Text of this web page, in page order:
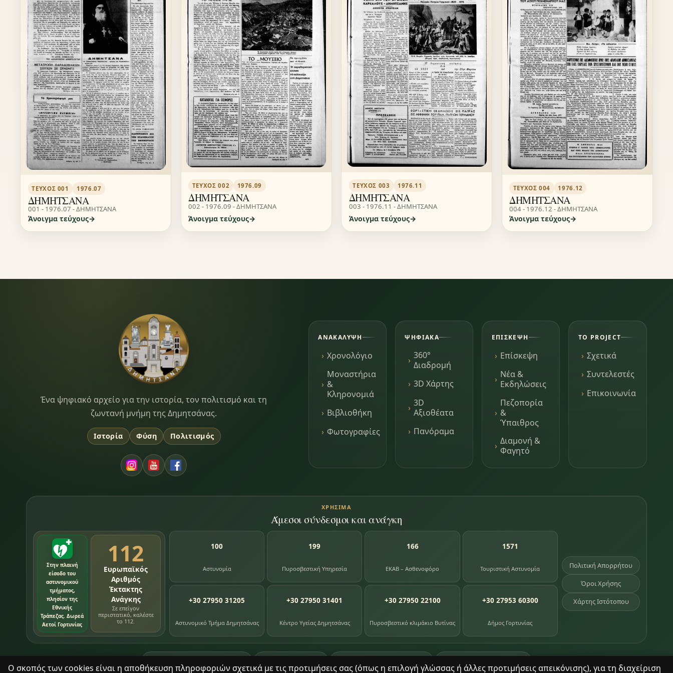
Ο σκοπός των cookies είναι η αποθήκευση πληροφοριών σχετικά με τις προτιμήσεις σας (όπως η επιλογή γλώσσας ή άλλες προτιμήσεις απεικόνισης), για τη διαχείριση
ΤΕΎΧΟΣ 001 1976.07
ΔΗΜΗΤΣΑΝΑ
001 - 1976.07 - ΔΗΜΗΤΣΑΝΑ
Άνοιγμα τεύχους
ΤΕΎΧΟΣ 002 1976.09
ΔΗΜΗΤΣΑΝΑ
002 - 1976.09 - ΔΗΜΗΤΣΑΝΑ
Άνοιγμα τεύχους
ΤΕΎΧΟΣ 003 1976.11
ΔΗΜΗΤΣΑΝΑ
003 - 1976.11 - ΔΗΜΗΤΣΑΝΑ
Άνοιγμα τεύχους
ΤΕΎΧΟΣ 004 1976.12
ΔΗΜΗΤΣΑΝΑ
004 - 1976.12 - ΔΗΜΗΤΣΑΝΑ
Άνοιγμα τεύχους
Dimitsana.gr
Ένα ψηφιακό αρχείο για την ιστορία, τον πολιτισμό και τη
ζωντανή μνήμη της Δημητσάνας.
Ιστορία Φύση Πολιτισμός
ΑΝΑΚΆΛΥΨΗ
Χρονολόγιο
Μοναστήρια
&
Κληρονομιά
Βιβλιοθήκη
Φωτογραφίες
ΨΗΦΙΑΚΆ
360°
Διαδρομή
3D Χάρτης
3D
Αξιοθέατα
Πανόραμα
ΕΠΊΣΚΕΨΗ
Επίσκεψη
Νέα &
Εκδηλώσεις
Πεζοπορία
&
Ύπαιθρος
Διαμονή &
Φαγητό
ΤΟ PROJECT
Σχετικά
Συντελεστές
Επικοινωνία
ΧΡΉΣΙΜΑ
Άμεσοι σύνδεσμοι και ανάγκη
Στην πλαινή
είσοδο του
αστυνομικού
τμήματος,
πλησίον της
Εθνικής
Τράπεζας. Δωρεά
Αετοί Γορτυνίας
112
Ευρωπαϊκός
Αριθμός
Έκτακτης
Ανάγκης
Σε επείγον
περιστατικό, καλέστε
το 112.
100
Αστυνομία
199
Πυροσβεστική Υπηρεσία
166
ΕΚΑΒ – Ασθενοφόρο
1571
Τουριστική Αστυνομία
+30 27950 31205
Αστυνομικό Τμήμα Δημητσάνας
+30 27950 31401
Κέντρο Υγείας Δημητσάνας
+30 27950 22100
Πυροσβεστικό κλιμάκιο Βυτίνας
+30 27953 60300
Δήμος Γορτυνίας
Πολιτική Απορρήτου
Όροι Χρήσης
Χάρτης Ιστότοπου
76 εγγραφές χρονολογίου 87 φωτογραφίες βιβλία βιβλιοθήκης σημεία κληρονομιάς